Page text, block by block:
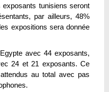
tunisiens seront
par ailleurs, 48%
expositions sera donnée
avec 44 exposants,
24 et 21 exposants. Ce
au total avec pas